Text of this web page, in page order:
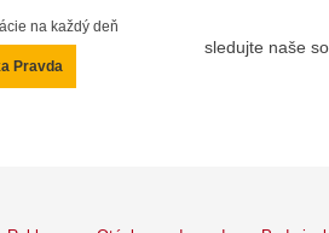
na každý deň
Pravda
sledujte naše